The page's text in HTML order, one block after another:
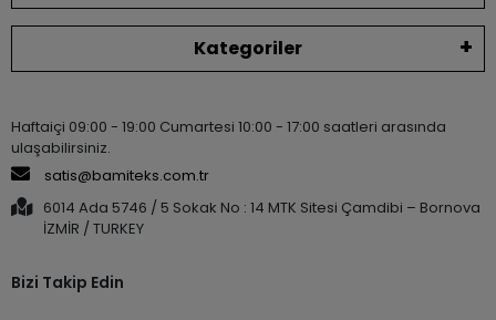
Kategoriler
Haftaiçi 09:00 - 19:00 Cumartesi 10:00 - 17:00 saatleri arasında
ulaşabilirsiniz.
satis@bamiteks.com.tr
6014 Ada 5746 / 5 Sokak No : 14 MTK Sitesi Çamdibi – Bornova
İZMİR / TURKEY
Bizi Takip Edin